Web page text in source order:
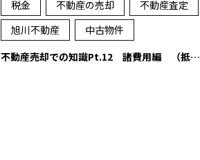
税金 不動産の売却
不動産査定
旭川不動産
中古物件
不動産売却での知識Pt.12 諸費用編 （抵…